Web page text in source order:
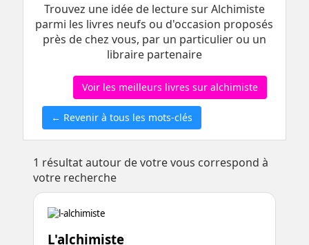
Trouvez une idée de lecture sur Alchimiste
parmi les livres neufs ou d'occasion proposés
près de chez vous, par un particulier ou un
libraire partenaire
Voir les meilleurs livres sur alchimiste
← Revenir à tous les mots-clés
1 résultat autour de votre vous correspond à
votre recherche
L'alchimiste